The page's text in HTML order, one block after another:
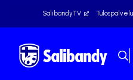
SalibandyTV Tulospalvelu